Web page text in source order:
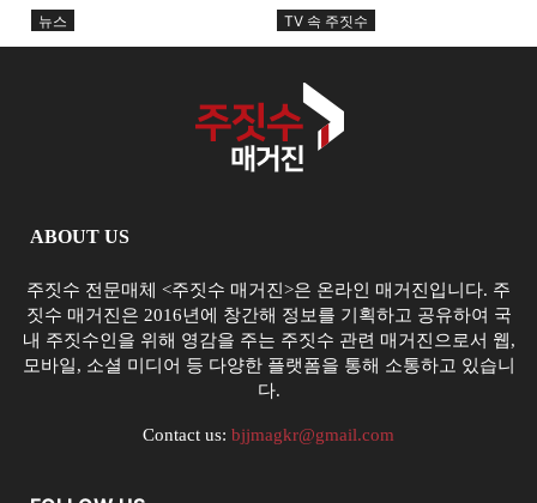
도입 – 새로운 안전...
뉴스 TV 속 주짓수
ABOUT US
주짓수 전문매체 <주짓수 매거진>은 온라인 매거진입니다. 주
짓수 매거진은 2016년에 창간해 정보를 기획하고 공유하여 국
내 주짓수인을 위해 영감을 주는 주짓수 관련 매거진으로서 웹,
모바일, 소셜 미디어 등 다양한 플랫폼을 통해 소통하고 있습니
다.
Contact us: bjjmagkr@gmail.com